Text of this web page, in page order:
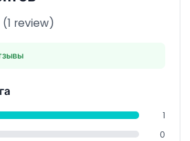
посещение познавательным и
(1 review)
1
0